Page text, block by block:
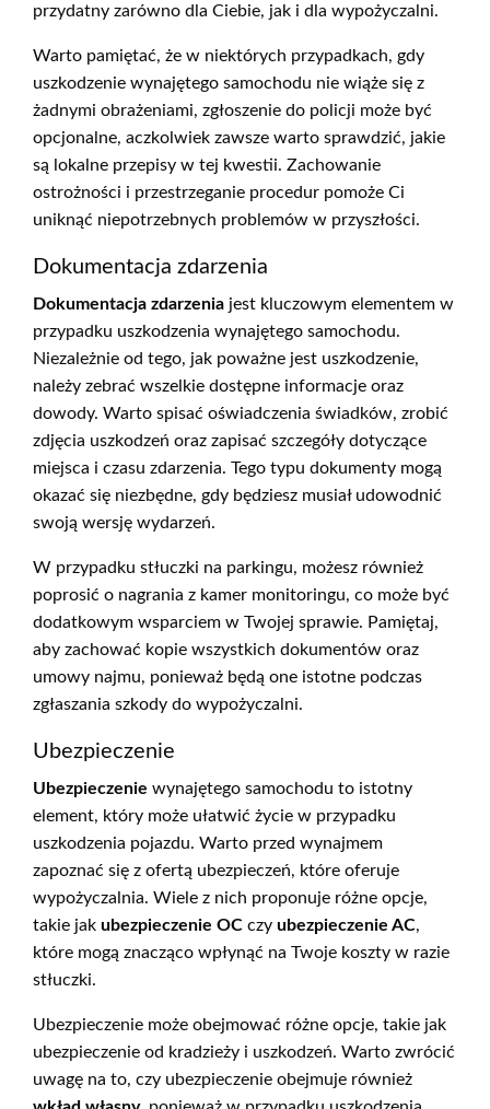
przydatny zarówno dla Ciebie, jak i dla wypożyczalni.
Warto pamiętać, że w niektórych przypadkach, gdy
uszkodzenie wynajętego samochodu nie wiąże się z
żadnymi obrażeniami, zgłoszenie do policji może być
opcjonalne, aczkolwiek zawsze warto sprawdzić, jakie
są lokalne przepisy w tej kwestii. Zachowanie
ostrożności i przestrzeganie procedur pomoże Ci
uniknąć niepotrzebnych problemów w przyszłości.
Dokumentacja zdarzenia
Dokumentacja zdarzenia jest kluczowym elementem w
przypadku uszkodzenia wynajętego samochodu.
Niezależnie od tego, jak poważne jest uszkodzenie,
należy zebrać wszelkie dostępne informacje oraz
dowody. Warto spisać oświadczenia świadków, zrobić
zdjęcia uszkodzeń oraz zapisać szczegóły dotyczące
miejsca i czasu zdarzenia. Tego typu dokumenty mogą
okazać się niezbędne, gdy będziesz musiał udowodnić
swoją wersję wydarzeń.
W przypadku stłuczki na parkingu, możesz również
poprosić o nagrania z kamer monitoringu, co może być
dodatkowym wsparciem w Twojej sprawie. Pamiętaj,
aby zachować kopie wszystkich dokumentów oraz
umowy najmu, ponieważ będą one istotne podczas
zgłaszania szkody do wypożyczalni.
Ubezpieczenie
Ubezpieczenie wynajętego samochodu to istotny
element, który może ułatwić życie w przypadku
uszkodzenia pojazdu. Warto przed wynajmem
zapoznać się z ofertą ubezpieczeń, które oferuje
wypożyczalnia. Wiele z nich proponuje różne opcje,
takie jak ubezpieczenie OC czy ubezpieczenie AC,
które mogą znacząco wpłynąć na Twoje koszty w razie
stłuczki.
Ubezpieczenie może obejmować różne opcje, takie jak
ubezpieczenie od kradzieży i uszkodzeń. Warto zwrócić
uwagę na to, czy ubezpieczenie obejmuje również